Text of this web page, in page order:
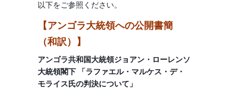
以下をご参照ください。
【アンゴラ大統領への公開書簡
（和訳）】
アンゴラ共和国大統領ジョアン・ローレンソ
大統領閣下 「ラファエル・マルケス・デ・
モライス氏の判決について」